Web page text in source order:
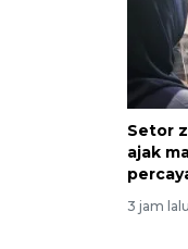
Setor
ajak
3 jam lalu